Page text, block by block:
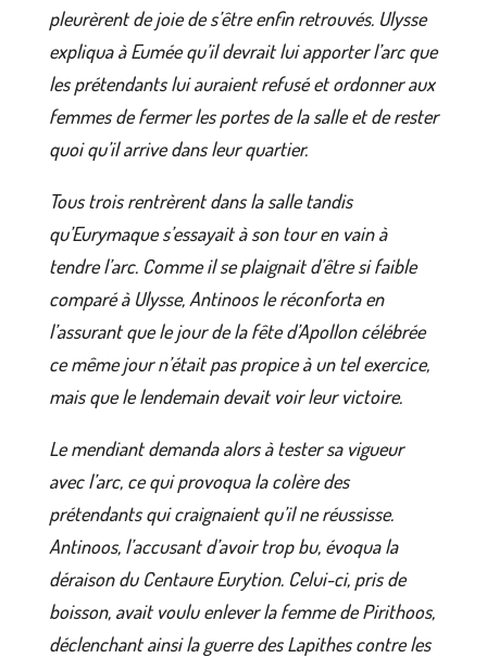
pleurèrent de joie de s’être enfin retrouvés. Ulysse
expliqua à Eumée qu’il devrait lui apporter l’arc que
les prétendants lui auraient refusé et ordonner aux
femmes de fermer les portes de la salle et de rester
quoi qu’il arrive dans leur quartier.
Tous trois rentrèrent dans la salle tandis
qu’Eurymaque s’essayait à son tour en vain à
tendre l’arc. Comme il se plaignait d’être si faible
comparé à Ulysse, Antinoos le réconforta en
l’assurant que le jour de la fête d’Apollon célébrée
ce même jour n’était pas propice à un tel exercice,
mais que le lendemain devait voir leur victoire.
Le mendiant demanda alors à tester sa vigueur
avec l’arc, ce qui provoqua la colère des
prétendants qui craignaient qu’il ne réussisse.
Antinoos, l’accusant d’avoir trop bu, évoqua la
déraison du Centaure Eurytion. Celui-ci, pris de
boisson, avait voulu enlever la femme de Pirithoos,
déclenchant ainsi la guerre des Lapithes contre les